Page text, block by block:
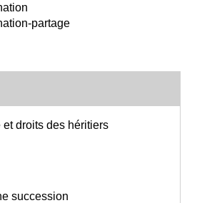
partage
et droits des héritiers
succession